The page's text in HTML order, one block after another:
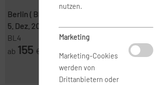
Berlin ( BER )
5. Dez. 2026
11. Dez. 2026
BL4
ab 155 €
nutzen.
Marketing
Marketing-Cookies
werden von
Drittanbietern oder